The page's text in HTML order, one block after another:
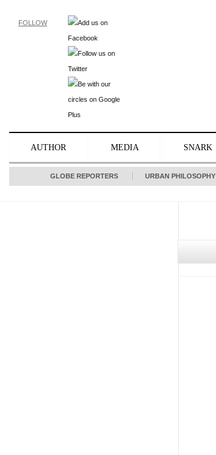
FOLLOW
AUTHOR MEDIA SNARK
GLOBE REPORTERS URBAN PHILOSOPHY